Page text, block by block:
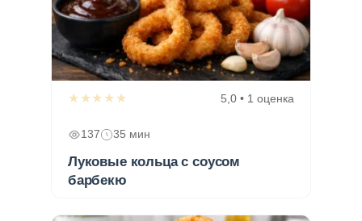
★★★★★ 5,0 • 1 оценка
137 35 мин
Луковые кольца с соусом
барбекю